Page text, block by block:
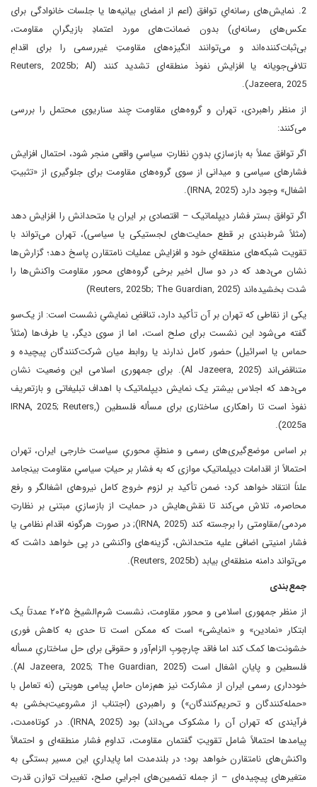
2. نمایش‌های رسانه‌ایِ توافق (اعم از امضای بیانیه‌ها یا جلسات خانوادگی برای
عکس‌های رسانه‌ای) بدون ضمانت‌های مورد اعتمادِ بازیگرانِ مقاومت،
بی‌ثبات‌کننده‌اند و می‌توانند انگیزه‌های مقاومتِ غیررسمی را برای اقدامِ
تلافی‌جویانه یا افزایش نفوذ منطقه‌ای تشدید کنند (Reuters, 2025b; Al
Jazeera, 2025).
از منظر راهبردی، تهران و گروه‌های مقاومت چند سناریوی محتمل را بررسی
می‌کنند:
اگر توافق عملاً به بازسازیِ بدونِ نظارتِ سیاسیِ واقعی منجر شود، احتمال افزایش
فشارهای سیاسی و میدانی از سوی گروه‌های مقاومت برای جلوگیری از «تثبیتِ
اشغال» وجود دارد (IRNA, 2025).
اگر توافق بستر فشار دیپلماتیک – اقتصادی بر ایران یا متحدانش را افزایش دهد
(مثلاً شرط‌بندی بر قطع حمایت‌های لجستیکی یا سیاسی)، تهران می‌تواند با
تقویت شبکه‌های منطقه‌ایِ خود و افزایش عملیات نامتقارن پاسخ دهد؛ گزارش‌ها
نشان می‌دهد که در دو سال اخیر برخی گروه‌های محور مقاومت واکنش‌ها را
شدت بخشیده‌اند (Reuters, 2025b; The Guardian, 2025)
یکی از نقاطی که تهران بر آن تأکید دارد، تناقضِ نمایشیِ نشست است: از یک‌سو
گفته می‌شود این نشست برای صلح است، اما از سوی دیگر، یا طرف‌ها (مثلاً
حماس یا اسرائیل) حضور کامل ندارند یا روابط میان شرکت‌کنندگان پیچیده و
متناقض‌اند (Al Jazeera, 2025). برای جمهوری اسلامی این وضعیت نشان
می‌دهد که اجلاس بیشتر یک نمایش دیپلماتیک با اهداف تبلیغاتی و بازتعریف
نفوذ است تا راهکاری ساختاری برای مسأله فلسطین (IRNA, 2025; Reuters,
2025a).
بر اساس موضع‌‌گیری‌های رسمی و منطقِ محوریِ سیاست خارجی ایران، تهران
احتمالاً از اقدامات دیپلماتیکِ موازی که به فشار بر حیاتِ سیاسیِ مقاومت بینجامد
علناً انتقاد خواهد کرد؛ ضمن تأکید بر لزوم خروج کامل نیروهای اشغالگر و رفع
محاصره، تلاش می‌کند تا نقش‌هایش در حمایت از بازسازیِ مبتنی بر نظارتِ
مردمی/مقاومتی را برجسته کند (IRNA, 2025); در صورت هرگونه اقدام نظامی یا
فشار امنیتی اضافی علیه متحدانش، گزینه‌های واکنشی در پی خواهد داشت که
می‌تواند دامنه منطقه‌ای بیابد (Reuters, 2025b).
جمع‌بندی
از منظر جمهوری اسلامی و محور مقاومت، نشست شرم‌الشیخ ۲۰۲۵ عمدتاً یک
ابتکار «نمادین» و «نمایشی» است که ممکن است تا حدی به کاهش فوری
خشونت‌ها کمک کند اما فاقد چارچوبِ الزام‌آور و حقوقی برای حل ساختاریِ مسأله
فلسطین و پایانِ اشغال است (Al Jazeera, 2025; The Guardian, 2025).
خودداری رسمی ایران از مشارکت نیز هم‌زمان حاملِ پیامی هویتی (نه تعامل با
«حمله‌کنندگان و تحریم‌کنندگان») و راهبردی (اجتناب از مشروعیت‌بخشی به
فرآیندی که تهران آن را مشکوک می‌داند) بود (IRNA, 2025). در کوتاه‌مدت،
پیامدها احتمالاً شامل تقویتِ گفتمان مقاومت، تداومِ فشار‌ منطقه‌ای و احتمالاً
واکنش‌های نامتقارن خواهد بود؛ در بلندمدت اما پایداریِ این مسیر بستگی به
متغیرهای پیچیده‌ای – از جمله تضمین‌های اجراییِ صلح، تغییرات توازن قدرت